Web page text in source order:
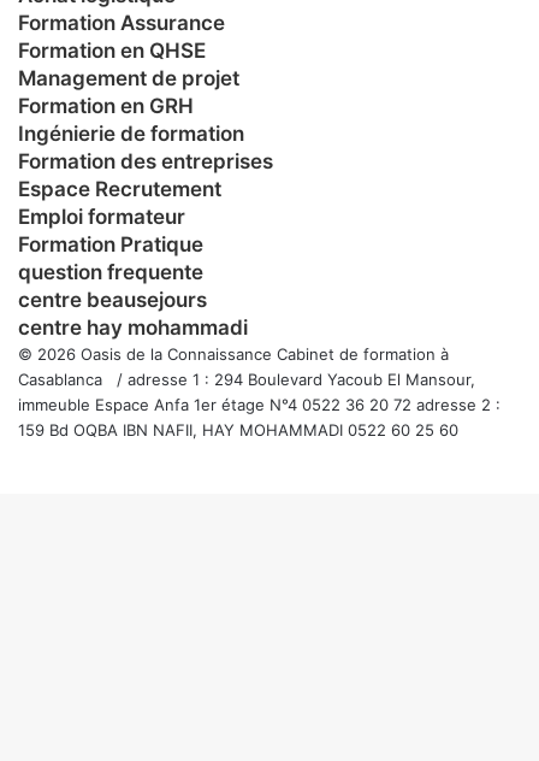
Formation Assurance
Formation en QHSE
Management de projet
Formation en GRH
Ingénierie de formation
Formation des entreprises
Espace Recrutement
Emploi formateur
Formation Pratique
question frequente
centre beausejours
centre hay mohammadi
© 2026 Oasis de la Connaissance Cabinet de formation à
Casablanca / adresse 1 : 294 Boulevard Yacoub El Mansour,
immeuble Espace Anfa 1er étage N°4 0522 36 20 72 adresse 2 :
159 Bd OQBA IBN NAFII, HAY MOHAMMADI 0522 60 25 60